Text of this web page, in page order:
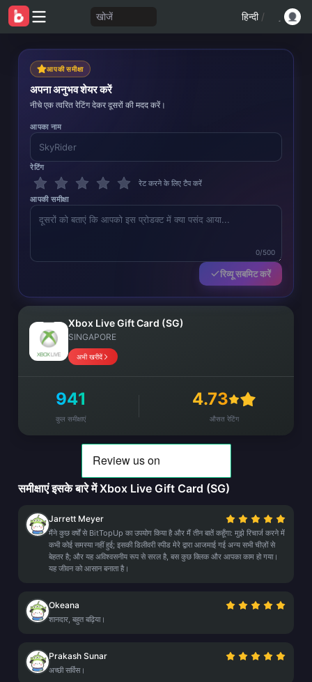
खोजें हिन्दी /
आपकी समीक्षा
अपना अनुभव शेयर करें
नीचे एक त्वरित रेटिंग देकर दूसरों की मदद करें।
आपका नाम
रेटिंग
रेट करने के लिए टैप करें
आपकी समीक्षा
0/500
रिव्यू सबमिट करें
Xbox Live Gift Card (SG)
SINGAPORE
अभी खरीदें
941
कुल समीक्षाएं
4.73
औसत रेटिंग
समीक्षाएं इसके बारे में Xbox Live Gift Card (SG)
Jarrett Meyer
मैंने कुछ वर्षों से BitTopUp का उपयोग किया है और मैं तीन बातें कहूँगा: मुझे रिचार्ज करने में
कभी कोई समस्या नहीं हुई; इसकी डिलीवरी स्पीड मेरे द्वारा आजमाई गई अन्य सभी चीज़ों से
बेहतर है; और यह अविश्वसनीय रूप से सरल है, बस कुछ क्लिक और आपका काम हो गया।
यह जीवन को आसान बनाता है।
Okeana
शानदार, बहुत बढ़िया।
Prakash Sunar
अच्छी सर्विस।